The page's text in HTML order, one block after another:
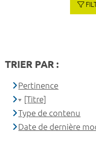
TRIER PAR :
Pertinence
[Titre]
Type de contenu
Date de dernière